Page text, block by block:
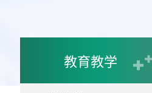
教育教学